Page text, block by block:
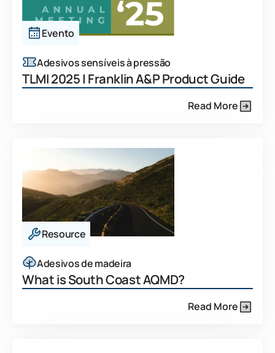
Evento
Adesivos sensíveis à pressão
TLMI 2025 | Franklin A&P Product Guide
Read More
Resource
Adesivos de madeira
What is South Coast AQMD?
Read More